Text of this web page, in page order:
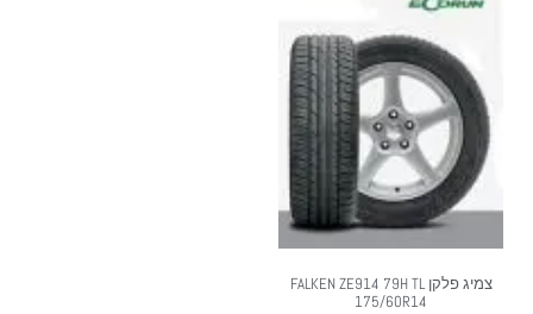
צמיג פלקן FALKEN ZE914 79H TL
175/60R14